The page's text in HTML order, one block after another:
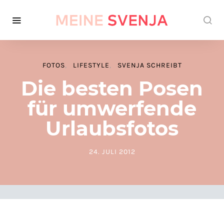
FOTOS LIFESTYLE SVENJA SCHREIBT
Die besten Posen
für umwerfende
Urlaubsfotos
POSTED ON
24. JULI 2012